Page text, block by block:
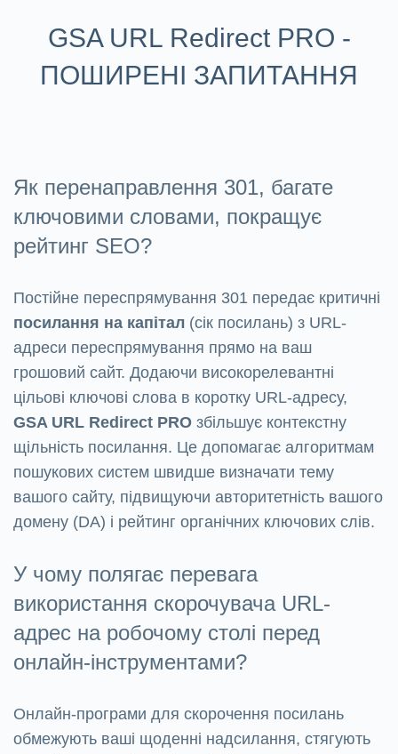
GSA URL Redirect PRO -
ПОШИРЕНІ ЗАПИТАННЯ
Як перенаправлення 301, багате
ключовими словами, покращує
рейтинг SEO?
Постійне переспрямування 301 передає критичні
посилання на капітал (сік посилань) з URL-
адреси переспрямування прямо на ваш
грошовий сайт. Додаючи високорелевантні
цільові ключові слова в коротку URL-адресу,
GSA URL Redirect PRO збільшує контекстну
щільність посилання. Це допомагає алгоритмам
пошукових систем швидше визначати тему
вашого сайту, підвищуючи авторитетність вашого
домену (DA) і рейтинг органічних ключових слів.
У чому полягає перевага
використання скорочувача URL-
адрес на робочому столі перед
онлайн-інструментами?
Онлайн-програми для скорочення посилань
обмежують ваші щоденні надсилання, стягують